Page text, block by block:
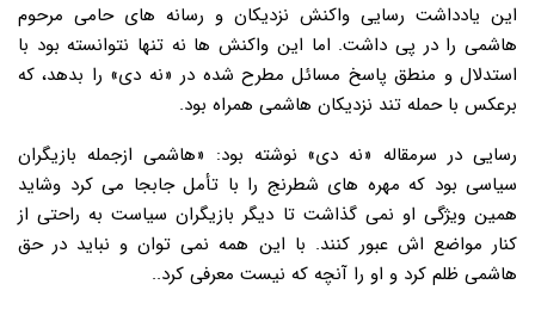
این یادداشت رسایی واکنش نزدیکان و رسانه های حامی مرحوم
هاشمی را در پی داشت. اما این واکنش ها نه تنها نتوانسته بود با
استدلال و منطق پاسخ مسائل مطرح شده در «نه دی» را بدهد، که
برعکس با حمله تند نزدیکان هاشمی همراه بود.
رسایی در سرمقاله «نه دی» نوشته بود: «هاشمی ازجمله بازیگران
سیاسی بود که مهره های شطرنج را با تأمل جابجا می کرد وشاید
همین ویژگی او نمی گذاشت تا دیگر بازیگران سیاست به راحتی از
کنار مواضع اش عبور کنند. با این همه نمی توان و نباید در حق
هاشمی ظلم کرد و او را آنچه که نیست معرفی کرد..